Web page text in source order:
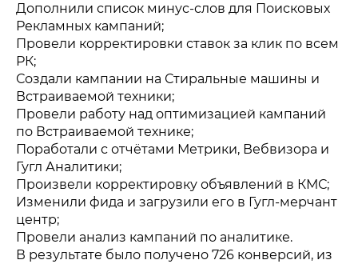
Дополнили список минус-слов для Поисковых
Рекламных кампаний;
Провели корректировки ставок за клик по всем
РК;
Создали кампании на Стиральные машины и
Встраиваемой техники;
Провели работу над оптимизацией кампаний
по Встраиваемой технике;
Поработали с отчётами Метрики, Вебвизора и
Гугл Аналитики;
Произвели корректировку объявлений в КМС;
Изменили фида и загрузили его в Гугл-мерчант
центр;
Провели анализ кампаний по аналитике.
В результате было получено 726 конверсий, из